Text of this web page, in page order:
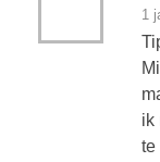
1
ik
te